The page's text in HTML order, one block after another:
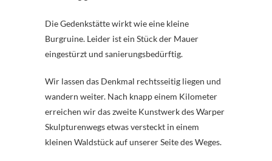
Die Gedenkstätte wirkt wie eine kleine
Burgruine. Leider ist ein Stück der Mauer
eingestürzt und sanierungsbedürftig.
Wir lassen das Denkmal rechtsseitig liegen und
wandern weiter. Nach knapp einem Kilometer
erreichen wir das zweite Kunstwerk des Warper
Skulpturenwegs etwas versteckt in einem
kleinen Waldstück auf unserer Seite des Weges.